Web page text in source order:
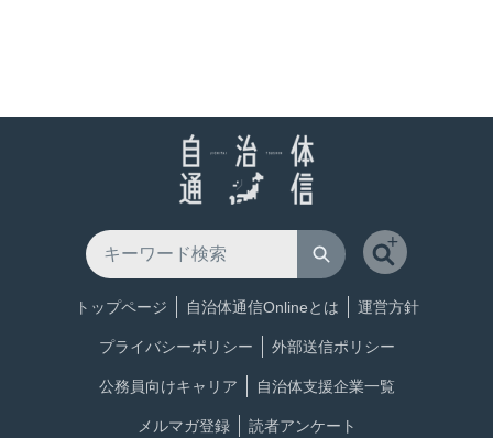
トップページ 自治体通信Onlineとは 運営方針
プライバシーポリシー 外部送信ポリシー
公務員向けキャリア 自治体支援企業一覧
メルマガ登録 読者アンケート